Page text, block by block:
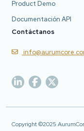
Product Demo
Documentación API
Contáctanos
Copyright ©2025